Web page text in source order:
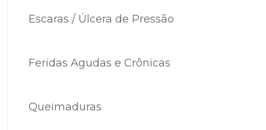
Escaras / Úlcera de Pressão
Feridas Agudas e Crônicas
Queimaduras